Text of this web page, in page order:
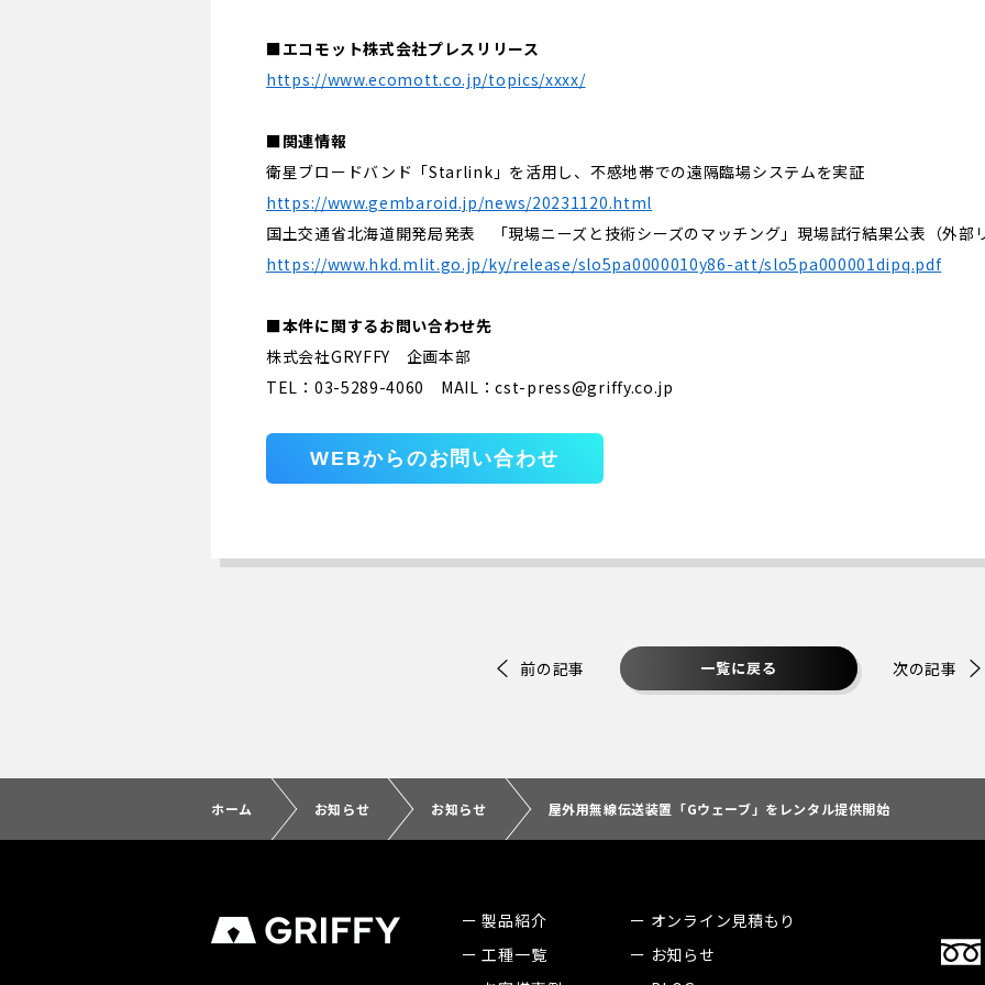
■エコモット株式会社プレスリリース
https://www.ecomott.co.jp/topics/xxxx/
■関連情報
衛星ブロードバンド「Starlink」を活⽤し、不感地帯での遠隔臨場システムを実証
https://www.gembaroid.jp/news/20231120.html
国土交通省北海道開発局発表 「現場ニーズと技術シーズのマッチング」現場試行結果公表（外部
https://www.hkd.mlit.go.jp/ky/release/slo5pa0000010y86-att/slo5pa000001dipq.pdf
■本件に関するお問い合わせ先
株式会社GRYFFY 企画本部
TEL：03-5289-4060 MAIL：cst-press@griffy.co.jp
WEBからのお問い合わせ
前の記事 一覧に戻る 次の記事
ホーム お知らせ お知らせ 屋外用無線伝送装置「Gウェーブ」をレンタル提供開始
製品紹介
工種一覧
オンライン見積もり
お知らせ